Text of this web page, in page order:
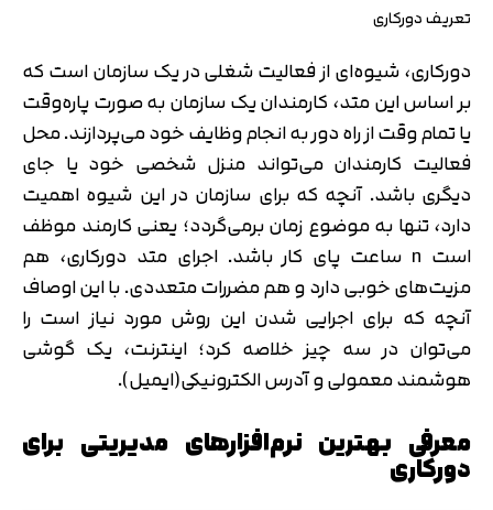
تعریف دورکاری
دورکاری، شیوه‌ای از فعالیت شغلی در یک سازمان است که
بر اساس این متد، کارمندان یک سازمان به صورت پاره‌وقت
یا تمام وقت از راه دور به انجام وظایف خود می‌پردازند. محل
فعالیت کارمندان می‌تواند منزل شخصی خود یا جای
دیگری باشد. آنچه که برای سازمان در این شیوه اهمیت
دارد، تنها به موضوع زمان برمی‌گردد؛ یعنی کارمند موظف
است n ساعت پای کار باشد. اجرای متد دورکاری، هم
مزیت‌های خوبی دارد و هم مضررات متعددی. با این اوصاف
آنچه که برای اجرایی شدن این روش مورد نیاز است را
می‌توان در سه چیز خلاصه کرد؛ اینترنت، یک گوشی
هوشمند معمولی و آدرس الکترونیکی(ایمیل).
معرفی بهترین نرم‌افزارهای مدیریتی برای
دورکاری